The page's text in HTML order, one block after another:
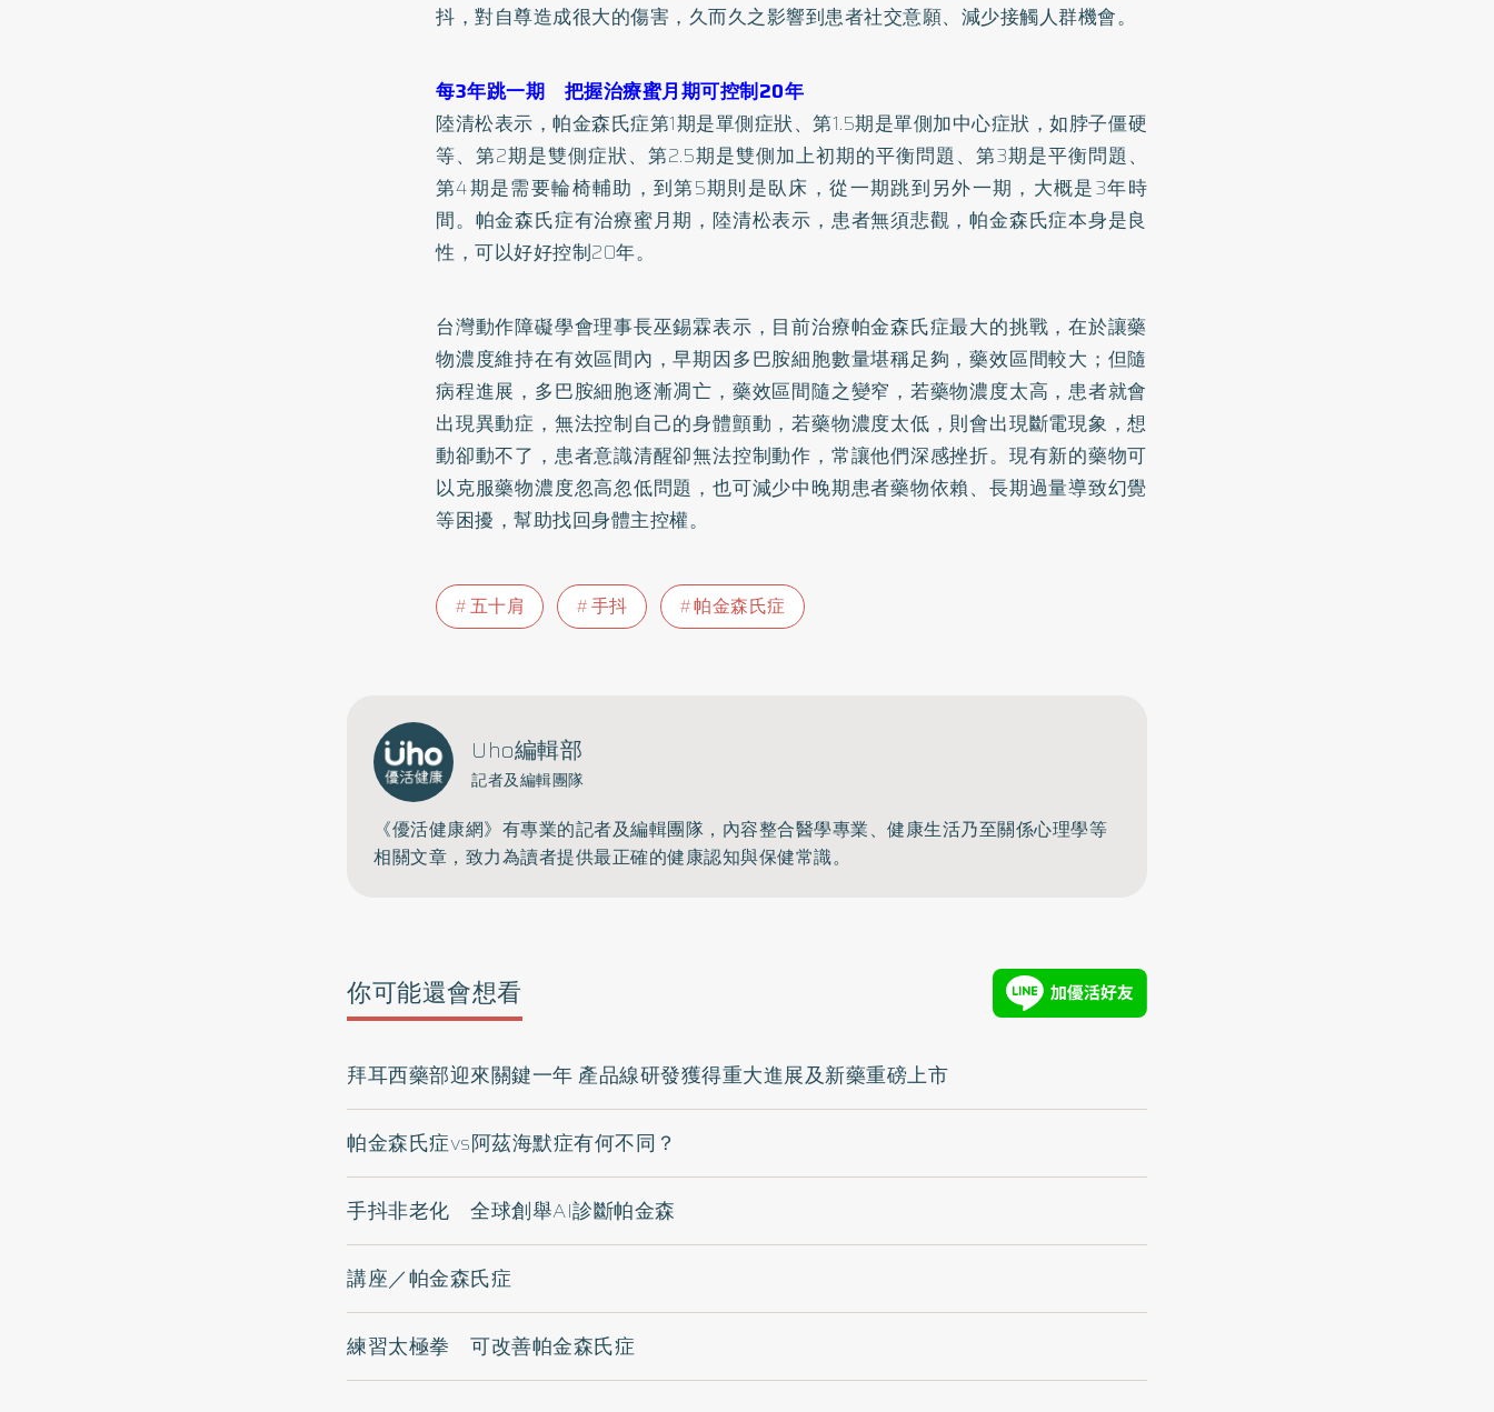
抖，對自尊造成很大的傷害，久而久之影響到患者社交意願、減少接觸人群機會。
每3年跳一期 把握治療蜜月期可控制20年
陸清松表示，帕金森氏症第1期是單側症狀、第1.5期是單側加中心症狀，如脖子僵硬
等、第2期是雙側症狀、第2.5期是雙側加上初期的平衡問題、第3期是平衡問題、
第4期是需要輪椅輔助，到第5期則是臥床，從一期跳到另外一期，大概是3年時
間。帕金森氏症有治療蜜月期，陸清松表示，患者無須悲觀，帕金森氏症本身是良
性，可以好好控制20年。
台灣動作障礙學會理事長巫錫霖表示，目前治療帕金森氏症最大的挑戰，在於讓藥
物濃度維持在有效區間內，早期因多巴胺細胞數量堪稱足夠，藥效區間較大；但隨
病程進展，多巴胺細胞逐漸凋亡，藥效區間隨之變窄，若藥物濃度太高，患者就會
出現異動症，無法控制自己的身體顫動，若藥物濃度太低，則會出現斷電現象，想
動卻動不了，患者意識清醒卻無法控制動作，常讓他們深感挫折。現有新的藥物可
以克服藥物濃度忽高忽低問題，也可減少中晚期患者藥物依賴、長期過量導致幻覺
等困擾，幫助找回身體主控權。
五十肩 手抖 帕金森氏症
Uho編輯部
記者及編輯團隊
《優活健康網》有專業的記者及編輯團隊，內容整合醫學專業、健康生活乃至關係心理學等
相關文章，致力為讀者提供最正確的健康認知與保健常識。
你可能還會想看
拜耳西藥部迎來關鍵一年 產品線研發獲得重大進展及新藥重磅上市
帕金森氏症vs阿茲海默症有何不同？
手抖非老化 全球創舉AI診斷帕金森
講座／帕金森氏症
練習太極拳 可改善帕金森氏症